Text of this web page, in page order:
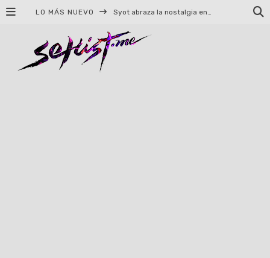
LO MÁS NUEVO Syot abraza la nostalgia en «Blame», el primer adelanto de su EP debut